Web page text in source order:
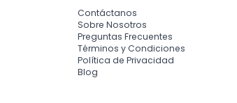
Contáctanos
Sobre Nosotros
Preguntas Frecuentes
Términos y Condiciones
Política de Privacidad
Blog